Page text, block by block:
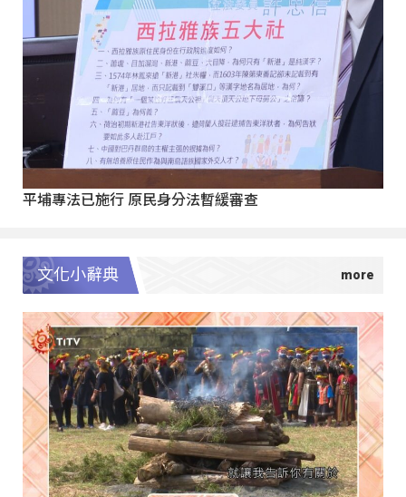
平埔專法已施行 原民身分法暫緩審查
文化小辭典